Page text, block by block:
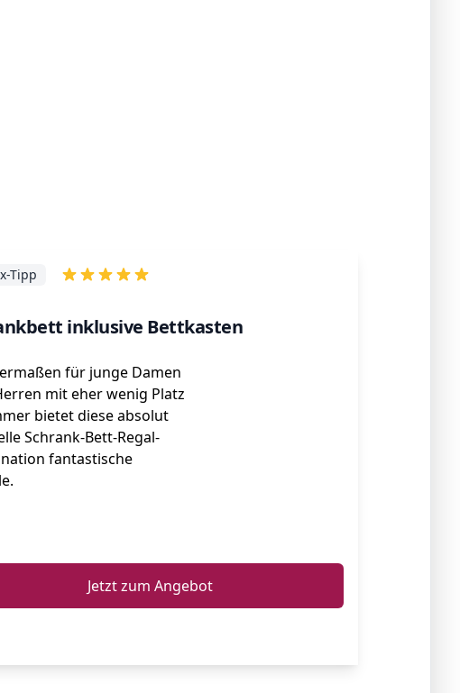
inklusive Bettkasten
Tipp
für junge Damen
mit eher wenig Platz
bietet diese absolut
Schrank-Bett-Regal-
fantastische
Jetzt zum Angebot